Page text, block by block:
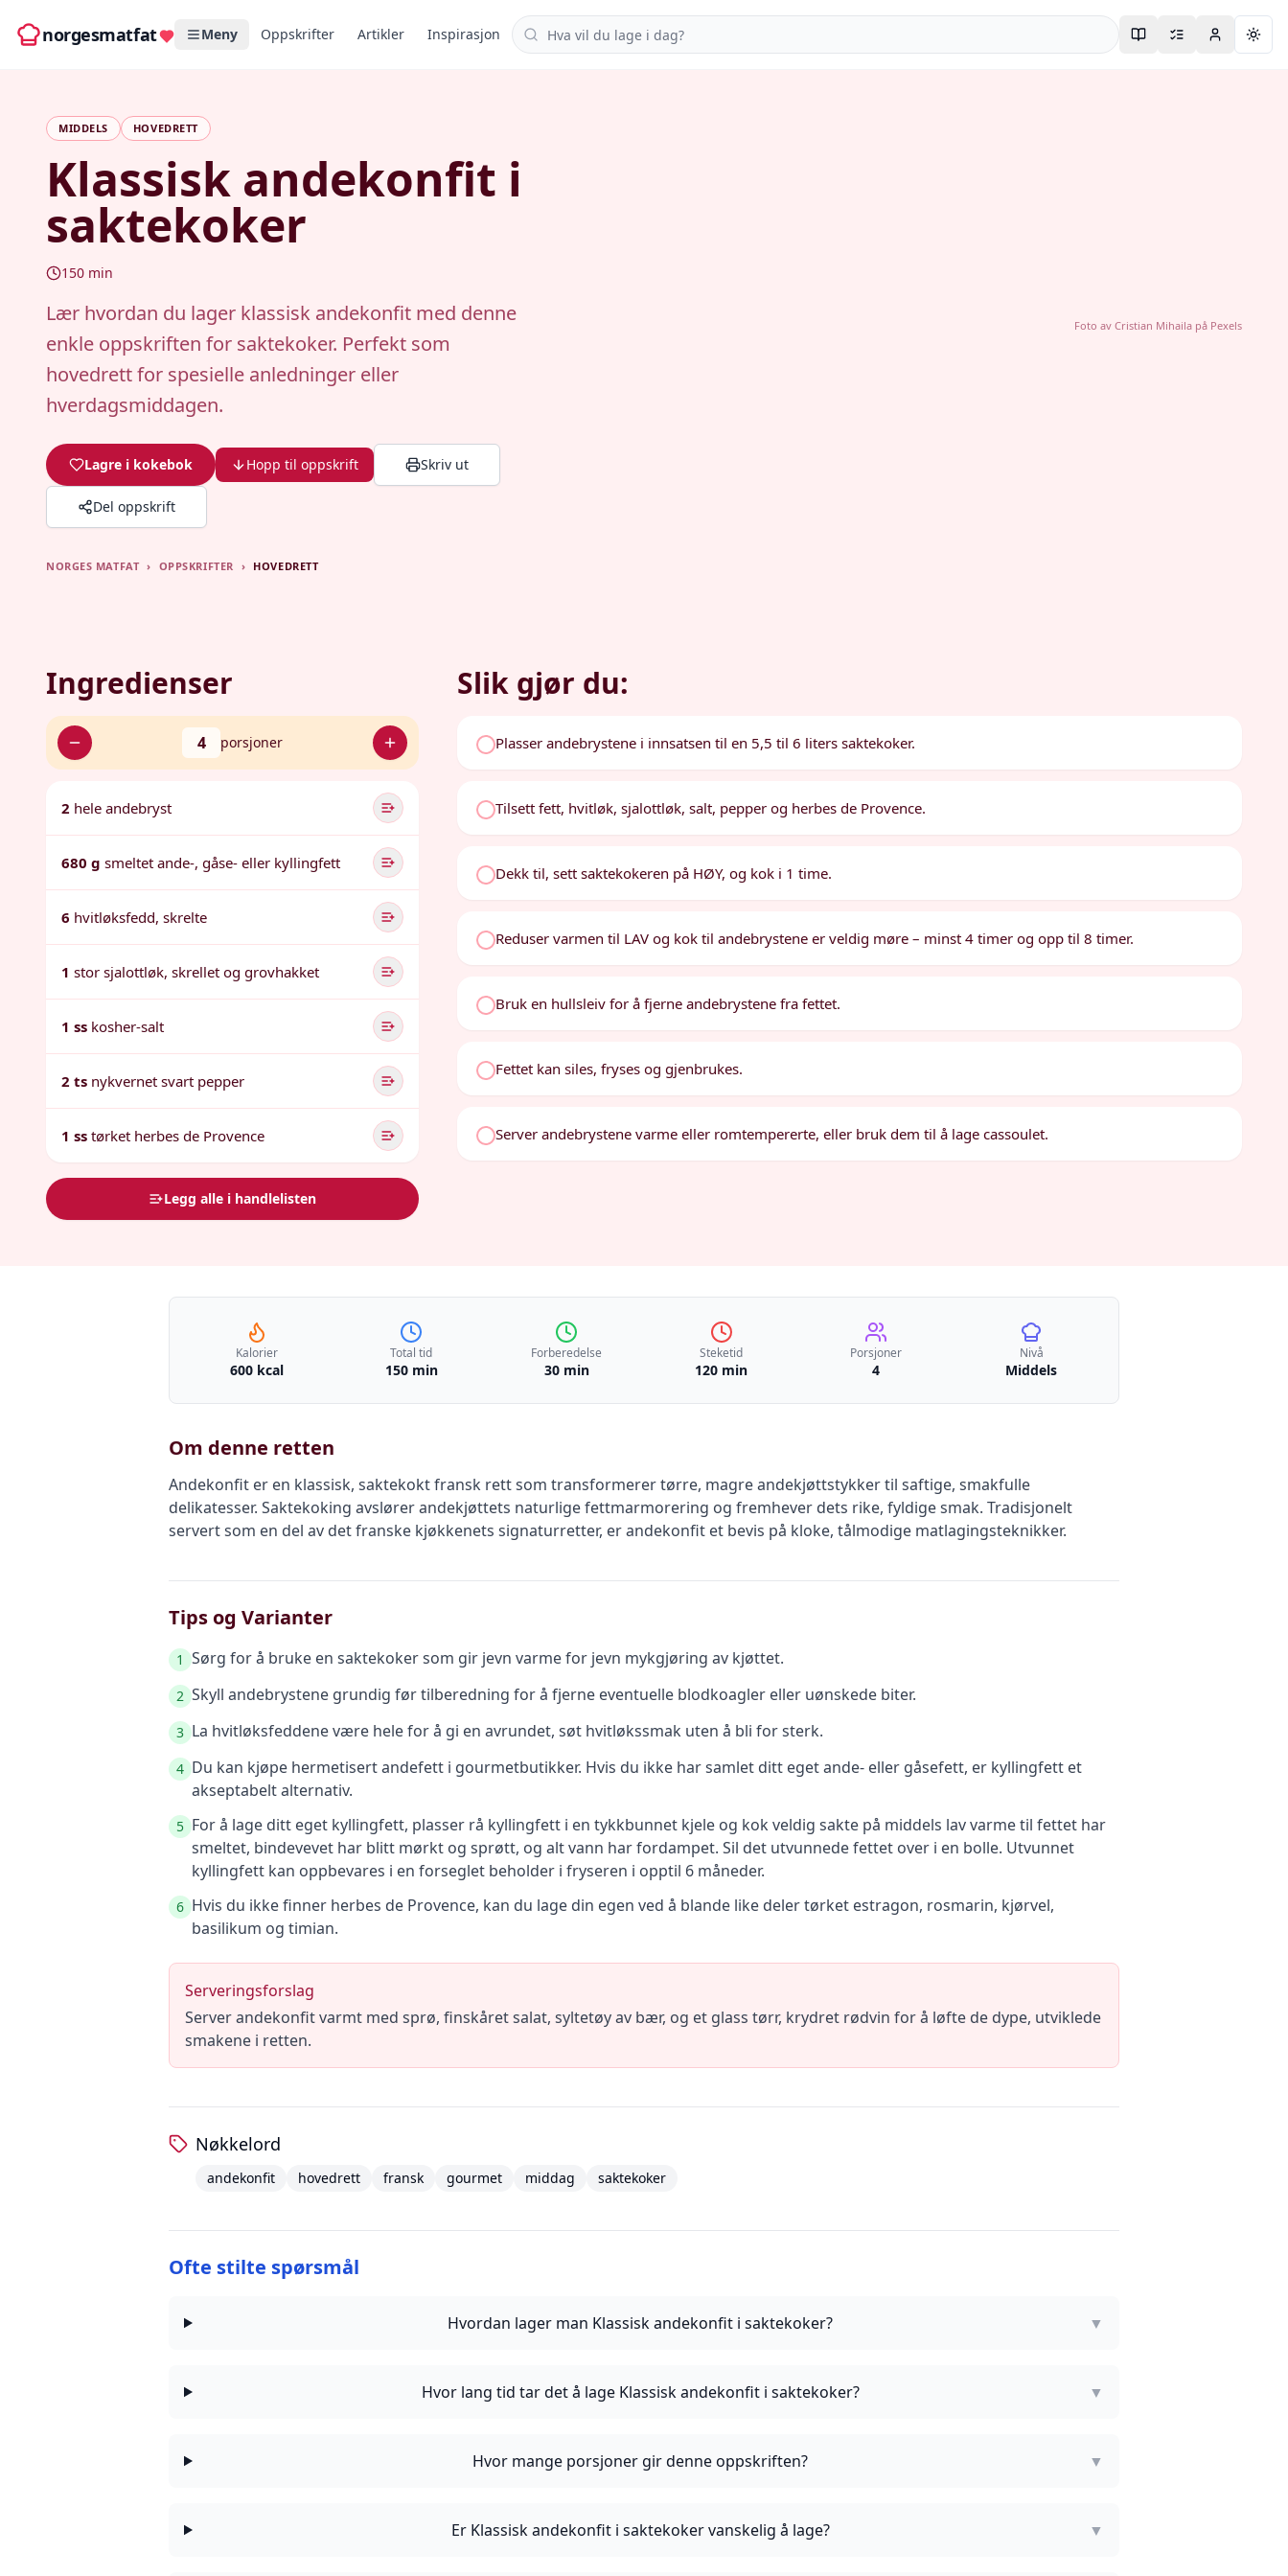
norgesmatfat Meny Oppskrifter Artikler Inspirasjon Søk i oppskrifter
MIDDELS HOVEDRETT
Klassisk andekonfit i
saktekoker
150 min
Lær hvordan du lager klassisk andekonfit med denne
enkle oppskriften for saktekoker. Perfekt som
hovedrett for spesielle anledninger eller
hverdagsmiddagen.
Lagre i kokebok Hopp til oppskrift Skriv ut
Del oppskrift
Foto av Cristian Mihailapå Pexels
NORGES MATFAT › OPPSKRIFTER › HOVEDRETT
Ingredienser
4 porsjoner
2 hele andebryst
680 g smeltet ande-, gåse- eller kyllingfett
6 hvitløksfedd, skrelte
1 stor sjalottløk, skrellet og grovhakket
1 ss kosher-salt
2 ts nykvernet svart pepper
1 ss tørket herbes de Provence
Legg alle i handlelisten
Slik gjør du:
Plasser andebrystene i innsatsen til en 5,5 til 6 liters saktekoker.
Tilsett fett, hvitløk, sjalottløk, salt, pepper og herbes de Provence.
Dekk til, sett saktekokeren på HØY, og kok i 1 time.
Reduser varmen til LAV og kok til andebrystene er veldig møre – minst 4 timer og opp til 8 timer.
Bruk en hullsleiv for å fjerne andebrystene fra fettet.
Fettet kan siles, fryses og gjenbrukes.
Server andebrystene varme eller romtempererte, eller bruk dem til å lage cassoulet.
Kalorier
600 kcal
Total tid
150 min
Forberedelse
30 min
Steketid
120 min
Porsjoner
4
Nivå
Middels
Om denne retten
Andekonfit er en klassisk, saktekokt fransk rett som transformerer tørre, magre andekjøttstykker til saftige, smakfulle
delikatesser. Saktekoking avslører andekjøttets naturlige fettmarmorering og fremhever dets rike, fyldige smak. Tradisjonelt
servert som en del av det franske kjøkkenets signaturretter, er andekonfit et bevis på kloke, tålmodige matlagingsteknikker.
Tips og Varianter
1 Sørg for å bruke en saktekoker som gir jevn varme for jevn mykgjøring av kjøttet.
2 Skyll andebrystene grundig før tilberedning for å fjerne eventuelle blodkoagler eller uønskede biter.
3 La hvitløksfeddene være hele for å gi en avrundet, søt hvitløkssmak uten å bli for sterk.
4 Du kan kjøpe hermetisert andefett i gourmetbutikker. Hvis du ikke har samlet ditt eget ande- eller gåsefett, er kyllingfett et
akseptabelt alternativ.
5 For å lage ditt eget kyllingfett, plasser rå kyllingfett i en tykkbunnet kjele og kok veldig sakte på middels lav varme til fettet har
smeltet, bindevevet har blitt mørkt og sprøtt, og alt vann har fordampet. Sil det utvunnede fettet over i en bolle. Utvunnet
kyllingfett kan oppbevares i en forseglet beholder i fryseren i opptil 6 måneder.
6 Hvis du ikke finner herbes de Provence, kan du lage din egen ved å blande like deler tørket estragon, rosmarin, kjørvel,
basilikum og timian.
Serveringsforslag
Server andekonfit varmt med sprø, finskåret salat, syltetøy av bær, og et glass tørr, krydret rødvin for å løfte de dype, utviklede
smakene i retten.
Nøkkelord
andekonfit hovedrett fransk gourmet middag saktekoker
Ofte stilte spørsmål
Hvordan lager man Klassisk andekonfit i saktekoker? ▼
Hvor lang tid tar det å lage Klassisk andekonfit i saktekoker? ▼
Hvor mange porsjoner gir denne oppskriften? ▼
Er Klassisk andekonfit i saktekoker vanskelig å lage? ▼